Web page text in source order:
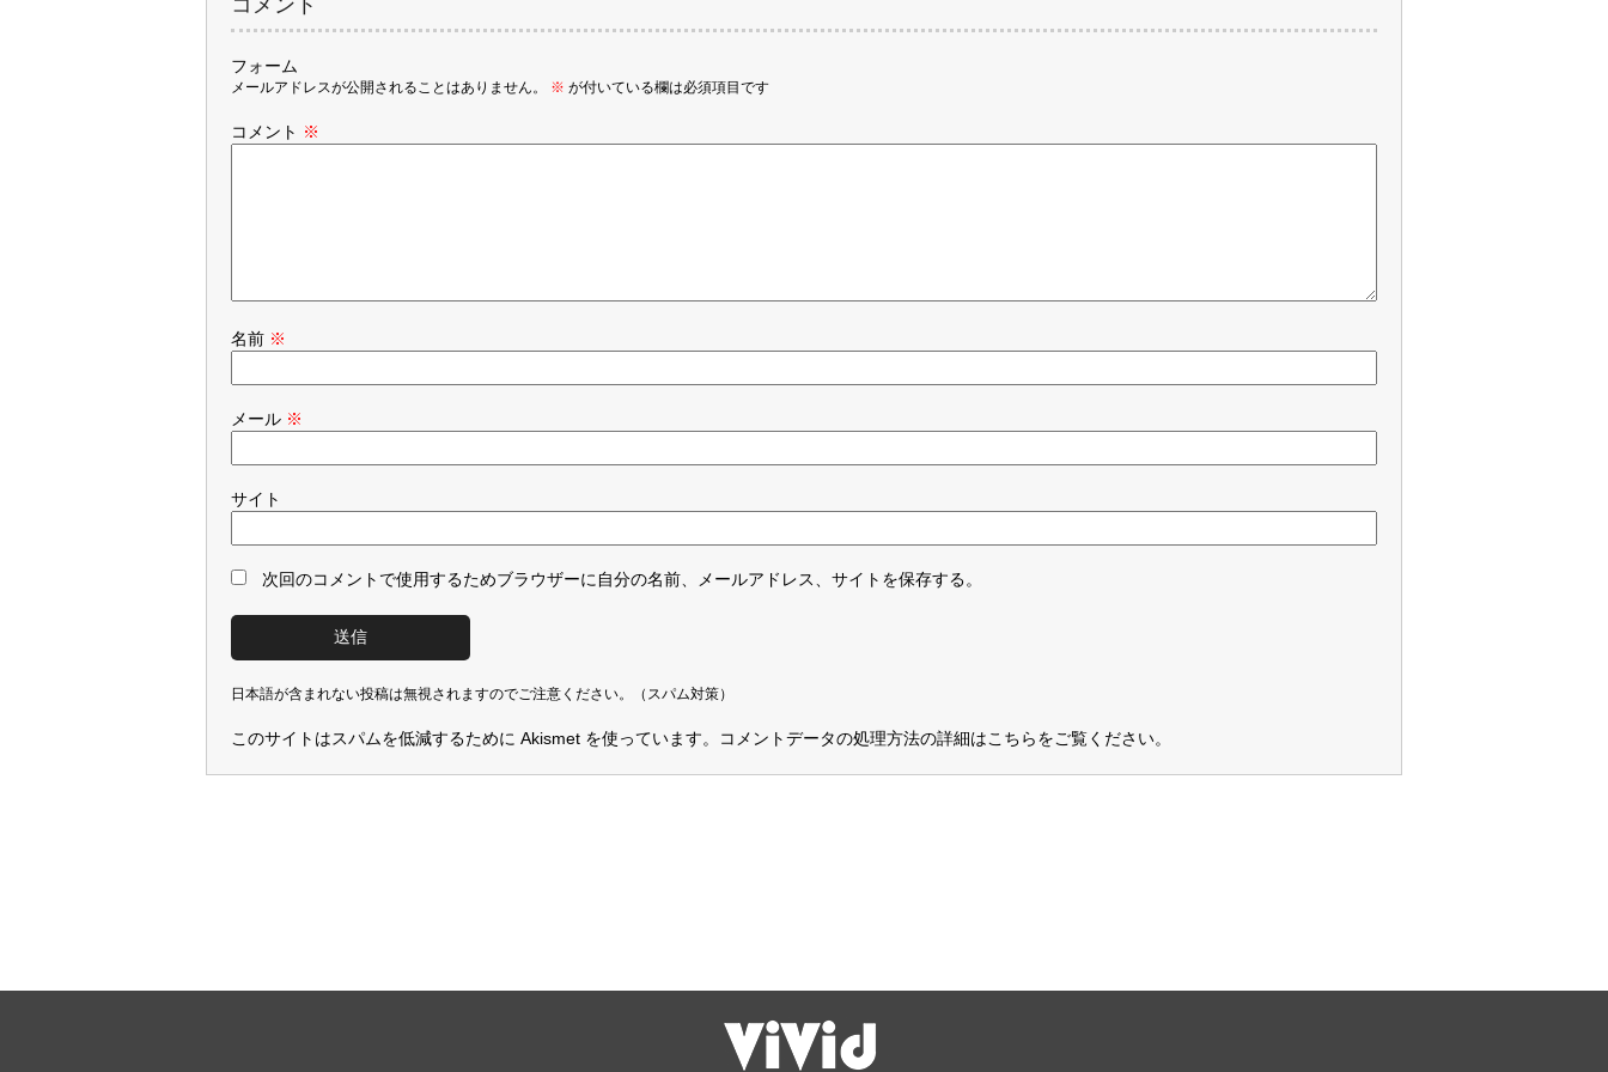
コメント
フォーム
メールアドレスが公開されることはありません。 ※ が付いている欄は必須項目です
コメント ※
名前 ※
メール ※
サイト
次回のコメントで使用するためブラウザーに自分の名前、メールアドレス、サイトを保存する。
日本語が含まれない投稿は無視されますのでご注意ください。（スパム対策）
このサイトはスパムを低減するために Akismet を使っています。 コメントデータの処理方法の詳細はこちらをご覧ください。